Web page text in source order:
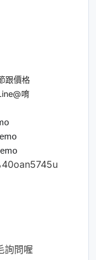
跟價格
唷
詢問喔